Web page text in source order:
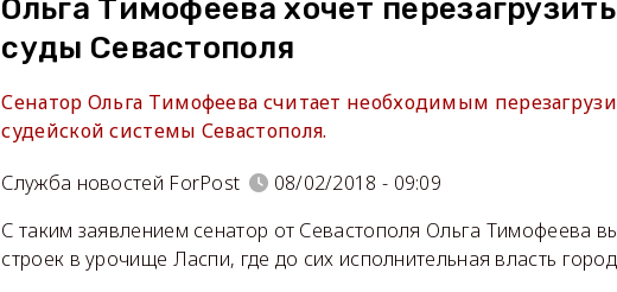
Ольга Тимофеева хочет
суды Севастополя
Сенатор Ольга Тимофеева считает необходимым
судейской системы Севастополя.
Служба новостей ForPost
08/02/2018 - 09:09
С таким заявлением сенатор от Севастополя Ольга Тимофеева
строек в урочище Ласпи, где до сих исполнительная власть